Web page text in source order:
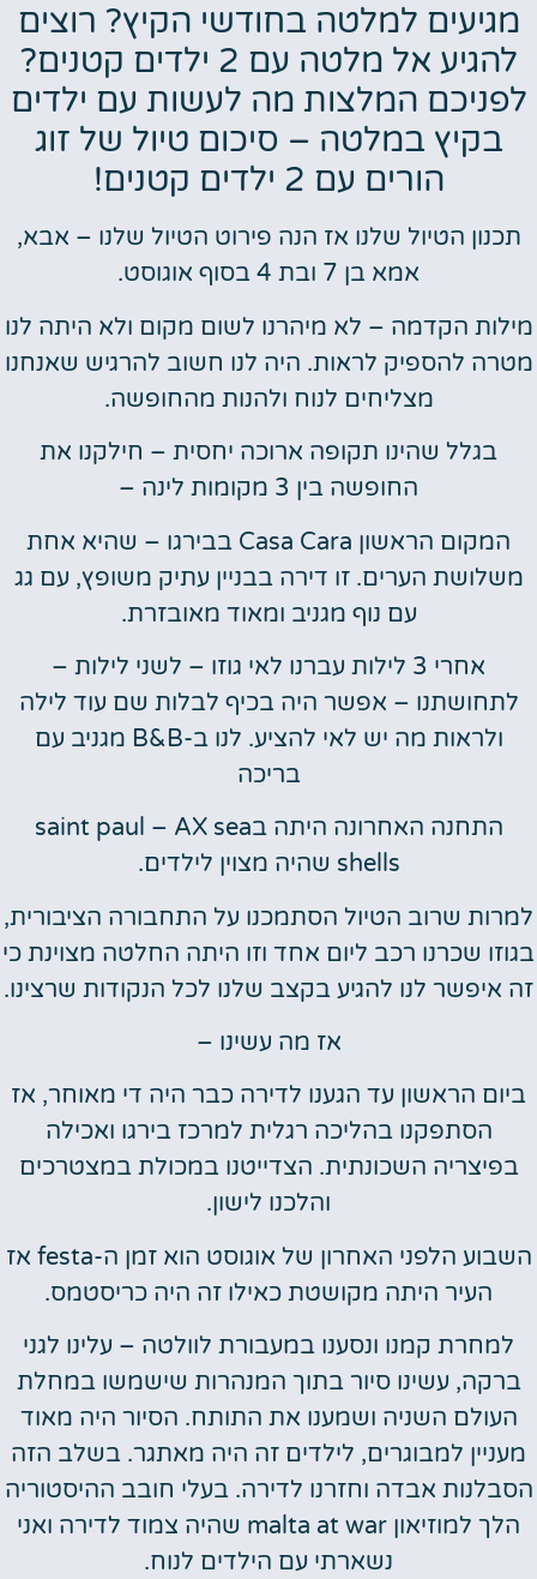
מגיעים למלטה בחודשי הקיץ? רוצים
להגיע אל מלטה עם 2 ילדים קטנים?
לפניכם המלצות מה לעשות עם ילדים
בקיץ במלטה – סיכום טיול של זוג
הורים עם 2 ילדים קטנים!
תכנון הטיול שלנו אז הנה פירוט הטיול שלנו – אבא,
אמא בן 7 ובת 4 בסוף אוגוסט.
מילות הקדמה – לא מיהרנו לשום מקום ולא היתה לנו
מטרה להספיק לראות. היה לנו חשוב להרגיש שאנחנו
מצליחים לנוח ולהנות מהחופשה.
בגלל שהינו תקופה ארוכה יחסית – חילקנו את
החופשה בין 3 מקומות לינה –
המקום הראשון Casa Cara בבירגו – שהיא אחת
משלושת הערים. זו דירה בבניין עתיק משופץ, עם גג
עם נוף מגניב ומאוד מאובזרת.
אחרי 3 לילות עברנו לאי גוזו – לשני לילות –
לתחושתנו – אפשר היה בכיף לבלות שם עוד לילה
ולראות מה יש לאי להציע. לנו ב-B&B מגניב עם
בריכה
התחנה האחרונה היתה בsaint paul – AX sea
shells שהיה מצוין לילדים.
למרות שרוב הטיול הסתמכנו על התחבורה הציבורית,
בגוזו שכרנו רכב ליום אחד וזו היתה החלטה מצוינת כי
זה איפשר לנו להגיע בקצב שלנו לכל הנקודות שרצינו.
אז מה עשינו –
ביום הראשון עד הגענו לדירה כבר היה די מאוחר, אז
הסתפקנו בהליכה רגלית למרכז בירגו ואכילה
בפיצריה השכונתית. הצדייטנו במכולת במצטרכים
והלכנו לישון.
השבוע הלפני האחרון של אוגוסט הוא זמן ה-festa אז
העיר היתה מקושטת כאילו זה היה כריסטמס.
למחרת קמנו ונסענו במעבורת לוולטה – עלינו לגני
ברקה, עשינו סיור בתוך המנהרות שישמשו במחלת
העולם השניה ושמענו את התותח. הסיור היה מאוד
מעניין למבוגרים, לילדים זה היה מאתגר. בשלב הזה
הסבלנות אבדה וחזרנו לדירה. בעלי חובב ההיסטוריה
הלך למוזיאון malta at war שהיה צמוד לדירה ואני
נשארתי עם הילדים לנוח.